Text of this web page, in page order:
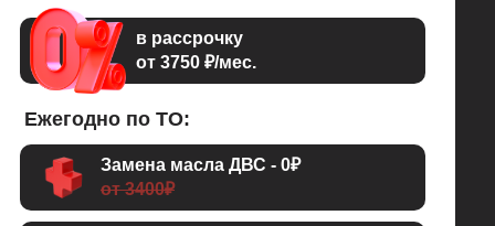
Ежегодно по ТО:
в рассрочку
от 3750 ₽/мес.
Замена масла ДВС - 0₽
от 3400₽